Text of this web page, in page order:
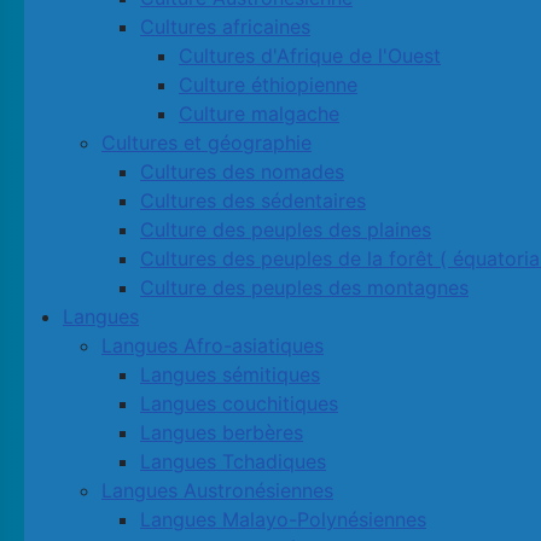
Cultures africaines
Cultures d'Afrique de l'Ouest
Culture éthiopienne
Culture malgache
Cultures et géographie
Cultures des nomades
Cultures des sédentaires
Culture des peuples des plaines
Cultures des peuples de la forêt (
Culture des peuples des montagnes
Langues
Langues Afro-asiatiques
Langues sémitiques
Langues couchitiques
Langues berbères
Langues Tchadiques
Langues Austronésiennes
Langues Malayo-Polynésiennes